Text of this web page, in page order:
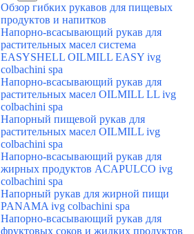
Обзор гибких рукавов для пищевых
продуктов и напитков
Напорно-всасывающий рукав для
растительных масел система
EASYSHELL OILMILL EASY ivg
colbachini spa
Напорно-всасывающий рукав для
растительных масел OILMILL LL ivg
colbachini spa
Напорный пищевой рукав для
растительных масел OILMILL ivg
colbachini spa
Напорно-всасывающий рукав для
жирных продуктов ACAPULCO ivg
colbachini spa
Напорный рукав для жирной пищи
PANAMA ivg colbachini spa
Напорно-всасывающий рукав для
фруктовых соков и жидких продуктов